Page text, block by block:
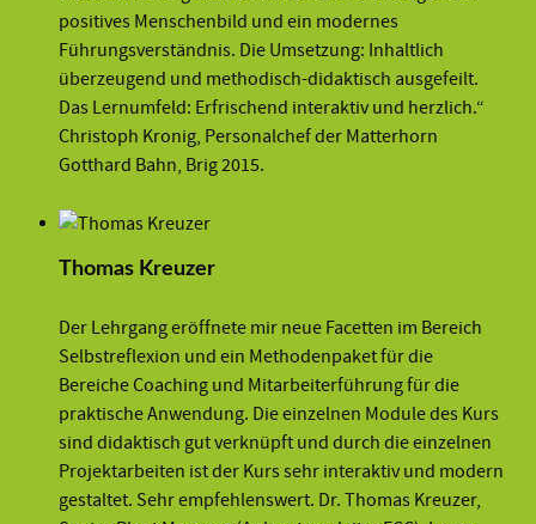
positives Menschenbild und ein modernes
Führungsverständnis. Die Umsetzung: Inhaltlich
überzeugend und methodisch-didaktisch ausgefeilt.
Das Lernumfeld: Erfrischend interaktiv und herzlich.“
Christoph Kronig, Personalchef der Matterhorn
Gotthard Bahn, Brig 2015.
Thomas Kreuzer
Der Lehrgang eröffnete mir neue Facetten im Bereich
Selbstreflexion und ein Methodenpaket für die
Bereiche Coaching und Mitarbeiterführung für die
praktische Anwendung. Die einzelnen Module des Kurs
sind didaktisch gut verknüpft und durch die einzelnen
Projektarbeiten ist der Kurs sehr interaktiv und modern
gestaltet. Sehr empfehlenswert. Dr. Thomas Kreuzer,